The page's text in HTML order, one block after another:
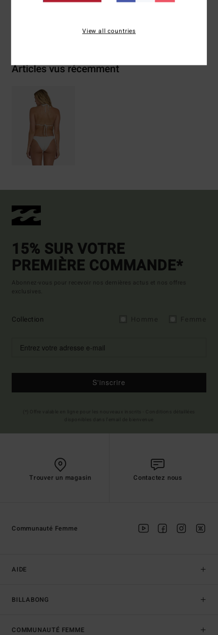
Livraison & Retours
Articles vus récemment
15% SUR VOTRE
PREMIÈRE COMMANDE*
Abonnez-vous pour recevoir nos dernières actus et nos offres
exclusives.
Collection
S'inscrire
Trouver un magasin Contactez nous
AIDE
BILLABONG
Communauté Femme
COMMUNAUTÉ FEMME
View all countries